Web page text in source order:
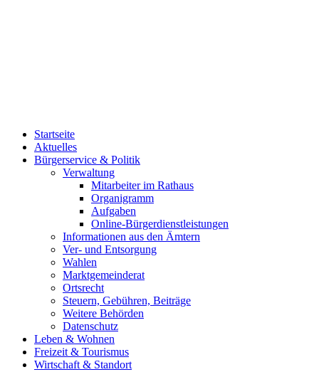
Startseite
Aktuelles
Bürgerservice & Politik
Verwaltung
Mitarbeiter im Rathaus
Organigramm
Aufgaben
Online-Bürgerdienstleistungen
Informationen aus den Ämtern
Ver- und Entsorgung
Wahlen
Marktgemeinderat
Ortsrecht
Steuern, Gebühren, Beiträge
Weitere Behörden
Datenschutz
Leben & Wohnen
Freizeit & Tourismus
Wirtschaft & Standort